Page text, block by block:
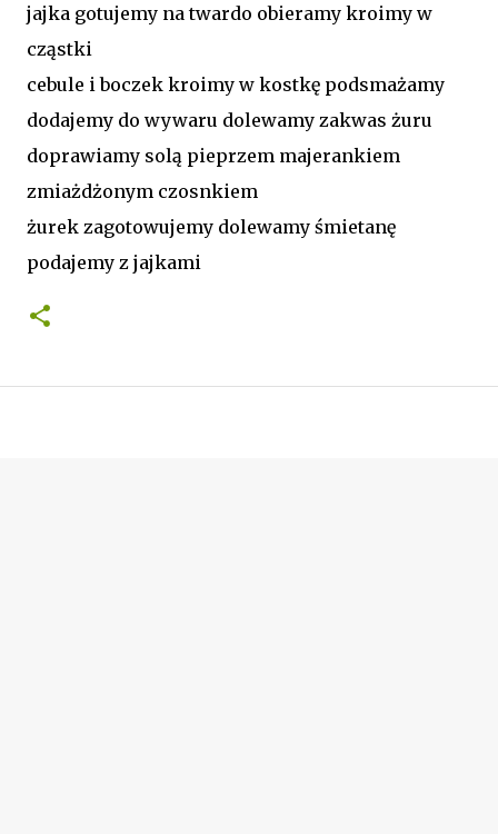
jajka gotujemy na twardo obieramy kroimy w
cząstki
cebule i boczek kroimy w kostkę podsmażamy
dodajemy do wywaru dolewamy zakwas żuru
doprawiamy solą pieprzem majerankiem
zmiażdżonym czosnkiem
żurek zagotowujemy dolewamy śmietanę
podajemy z jajkami